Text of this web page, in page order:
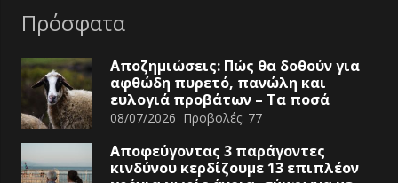
Πρόσφατα
Αποζημιώσεις: Πώς θα δοθούν για
αφθώδη πυρετό, πανώλη και
ευλογιά προβάτων – Τα ποσά
08/07/2026 Προβολές: 77
Αποφεύγοντας 3 παράγοντες
κινδύνου κερδίζουμε 13 επιπλέον